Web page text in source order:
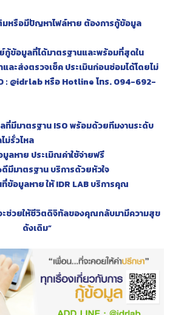
หรือมีปัญหาไฟล์หาย ต้องการกู้ข้อมูล
กู้ข้อมูลที่ได้มาตรฐานและพร้อมที่สุดใน
ละส่งตรวจเช็ค ประเมินก่อนซ่อมได้โดยไม่
: @idrlab หรือ Hotline โทร. 094-692-
ที่มีมาตรฐาน ISO พร้อมด้วยทีมงานระดับ
ม่รั่วไหล
ลหาย ประเมิณค่าใช้จ่ายฟรี
มีมาตรฐาน บริการด้วยหัวใจ
ข้อมูลหาย ให้ IDR LAB บริการคุณ
ะช่วยให้ชีวิตดิจิทัลของคุณกลับมามีความสุข
ดังเดิม”